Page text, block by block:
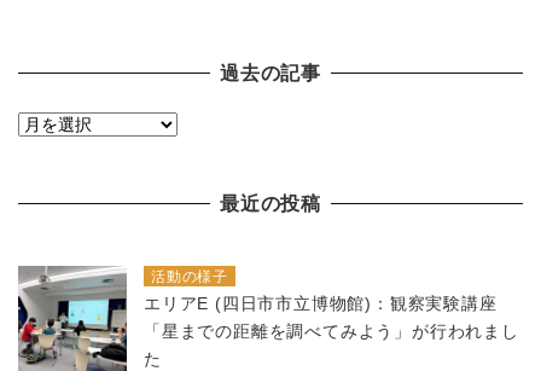
過去の記事
過
最近の投稿
活動の様子
エリアE (四日市市立博物館)：観察実験講座
「星までの距離を調べてみよう」が行われまし
た